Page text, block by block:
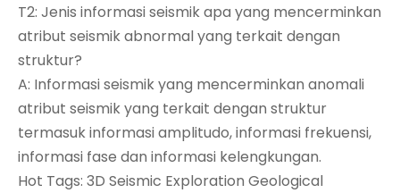
T2: Jenis informasi seismik apa yang mencerminkan
atribut seismik abnormal yang terkait dengan
struktur?
A: Informasi seismik yang mencerminkan anomali
atribut seismik yang terkait dengan struktur
termasuk informasi amplitudo, informasi frekuensi,
informasi fase dan informasi kelengkungan.
Hot Tags: 3D Seismic Exploration Geological